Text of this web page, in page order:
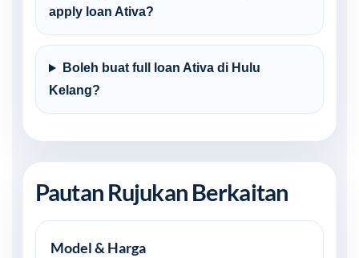
apply loan Ativa?
Boleh buat full loan Ativa di Hulu
Kelang?
Pautan Rujukan Berkaitan
Model & Harga